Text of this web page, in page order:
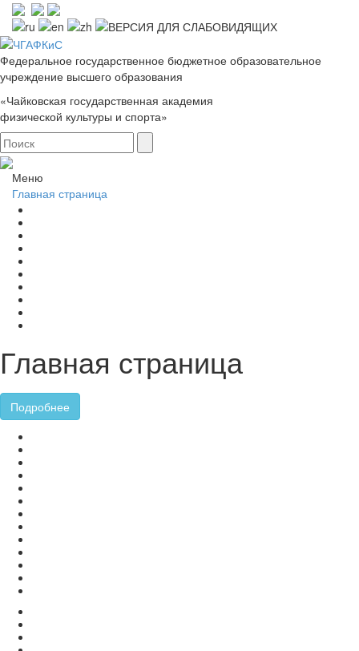
Федеральное государственное бюджетное образовательное
учреждение высшего образования
«Чайковская государственная академия
физической культуры и спорта»
Меню
Главная страница
Главная страница
Подробнее